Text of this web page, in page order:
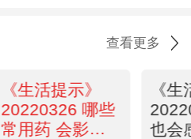
查看更多
《生活提示》
20220326 哪些
常用药 会影响
《
也会